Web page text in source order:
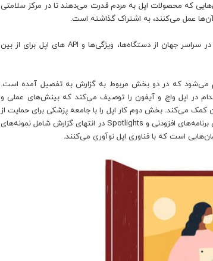
که محصولات اپل به مردم قدرت می‌دهند تا در مرکز سلامتی
عمل می‌کنند، به اشتراک گذاشته است.
کاربران، توسعه‌دهندگان، مؤسسات پزشکی و سازمان‌های بهداشتی در سراسر جهان از دستگاه‌ها، ویژگی‌ها و API های اپل برای از بین
می‌شود که در دو بخش مربوط به گزارش به تفصیل آمده است.
در اپل واچ و آیفون را توصیف می‌کند که بینش‌های عملی و
کمک می‌کند. بخش دوم کار اپل را با جامعه پزشکی برای حمایت از
تحقیقات و مراقبت به اشتراک می گذارد. هر دو بخش همراه با بخش برنامه‌های افزودنی و Spotlights در انتهای گزارش شامل نمونه‌های
است که با فناوری اپل نوآوری می‌کنند.